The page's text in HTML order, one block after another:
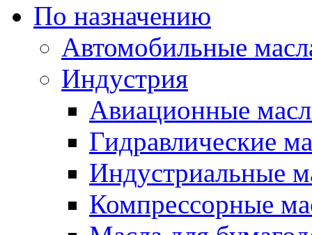
По назначению
Автомобильные
Индустрия
Авиационные
Гидравлические
Индустриальные
Компрессорные